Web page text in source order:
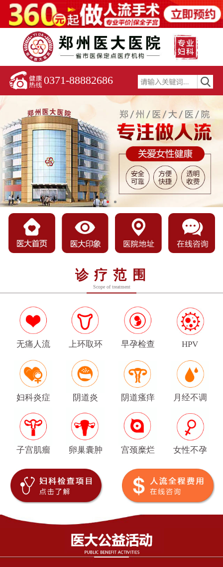
0371-88882686
诊疗范围
Scope of treatment
无痛人流 上环取环 早孕检查 HPV
妇科炎症 阴道炎 阴道瘙痒 月经不调
子宫肌瘤 卵巢囊肿 宫颈糜烂 女性不孕